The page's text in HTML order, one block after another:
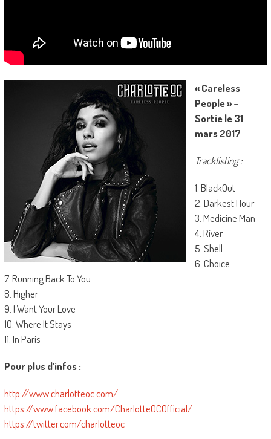
« Careless
People » –
Sortie le 31
mars 2017
Tracklisting :
1. BlackOut
2. Darkest Hour
3. Medicine Man
4. River
5. Shell
6. Choice
7. Running Back To You
8. Higher
9. I Want Your Love
10. Where It Stays
11. In Paris
Pour plus d’infos :
http://www.charlotteoc.com/
https://www.facebook.com/CharlotteOCOfficial/
https://twitter.com/charlotteoc